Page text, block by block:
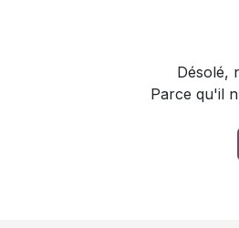
Désolé,
Parce qu'il